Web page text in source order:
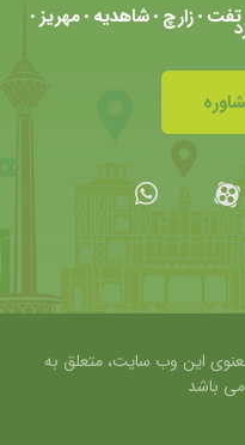
تفت •زارچ •شاهدیه •مهریز •
و معنوی این وب سایت، متعلق به
باشد